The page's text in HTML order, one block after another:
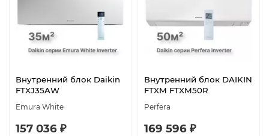
Внутренний блок Daikin
FTXJ35AW
Emura White
157 036 ₽
Внутренний блок DAIKIN
FTXM FTXM50R
Perfera
169 596 ₽